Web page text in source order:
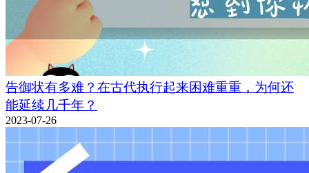
告御状有多难？在古代执行起来困难重重，为何还
能延续几千年？
2023-07-26